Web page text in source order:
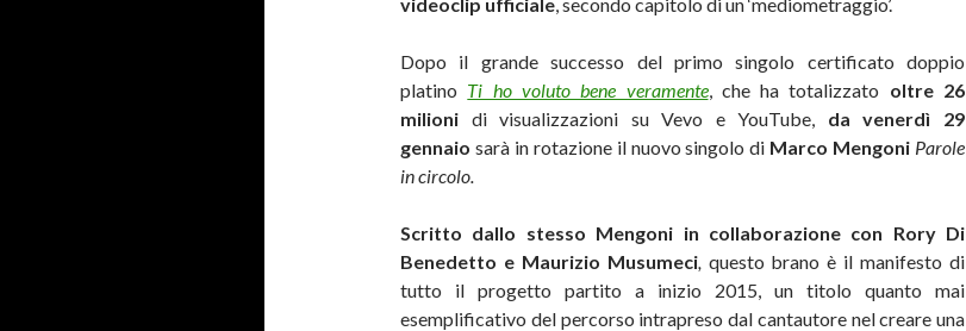
Dopo il grande successo del primo singolo certificato doppio
platino Ti ho voluto bene veramente, che ha totalizzato oltre 26
milioni di visualizzazioni su Vevo e YouTube, da venerdì 29
gennaio sarà in rotazione il nuovo singolo di Marco Mengoni Parole
in circolo.
Scritto dallo stesso Mengoni in collaborazione con Rory Di
Benedetto e Maurizio Musumeci, questo brano è il manifesto di
tutto il progetto partito a inizio 2015, un titolo quanto mai
esemplificativo del percorso intrapreso dal cantautore nel creare una